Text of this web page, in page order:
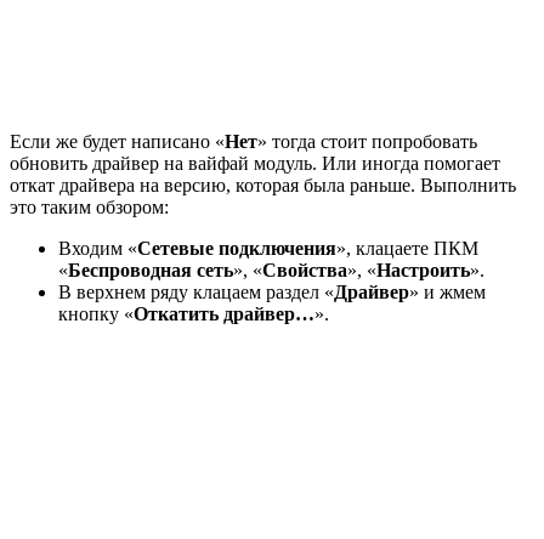
Если же будет написано «Нет» тогда стоит попробовать
обновить драйвер на вайфай модуль. Или иногда помогает
откат драйвера на версию, которая была раньше. Выполнить
это таким обзором:
Входим «Сетевые подключения», клацаете ПКМ
«Беспроводная сеть», «Свойства», «Настроить».
В верхнем ряду клацаем раздел «Драйвер» и жмем
кнопку «Откатить драйвер…».